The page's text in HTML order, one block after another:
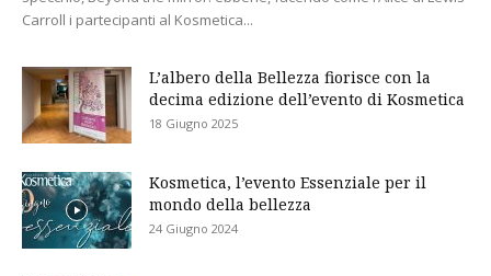
Carroll i partecipanti al Kosmetica...
L’albero della Bellezza fiorisce con la
decima edizione dell’evento di Kosmetica
18 Giugno 2025
Kosmetica, l’evento Essenziale per il
mondo della bellezza
24 Giugno 2024